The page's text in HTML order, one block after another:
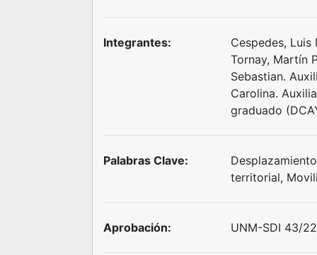
Integrantes:
Cespedes,
Tornay, Martín
Sebastian.
Carolina.
graduado
Palabras Clave:
territorial,
Aprobación: UNM-SDI 43/